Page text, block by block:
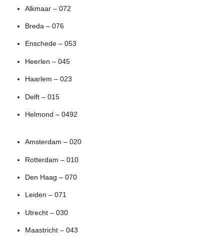
Alkmaar – 072
Breda – 076
Enschede – 053
Heerlen – 045
Haarlem – 023
Delft – 015
Helmond – 0492
Amsterdam – 020
Rotterdam – 010
Den Haag – 070
Leiden – 071
Utrecht – 030
Maastricht – 043